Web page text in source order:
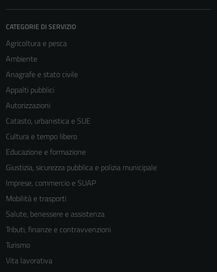
CATEGORIE DI SERVIZIO
Agricoltura e pesca
Ambiente
Anagrafe e stato civile
Appalti pubblici
Autorizzazioni
Catasto, urbanistica e SUE
Cultura e tempo libero
Educazione e formazione
Giustizia, sicurezza pubblica e polizia municipale
Imprese, commercio e SUAP
Mobilità e trasporti
Salute, benessere e assistenza
Tributi, finanze e contravvenzioni
Turismo
Vita lavorativa
Tecnici